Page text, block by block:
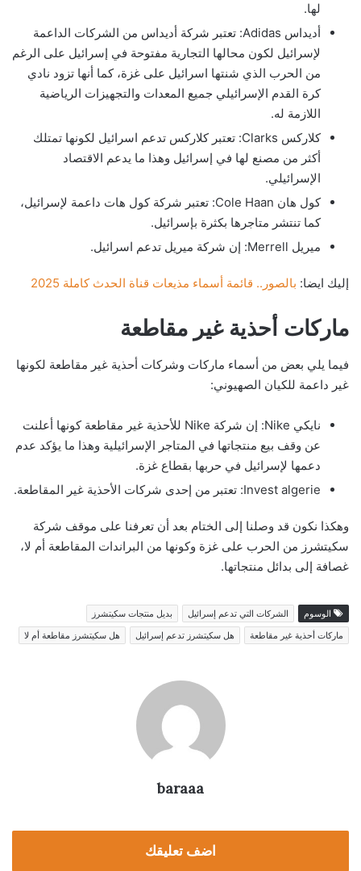
لها.
أديداس Adidas: تعتبر شركة أديداس من الشركات الداعمة
لإسرائيل لكون محالها التجارية مفتوحة في إسرائيل على الرغم
من الحرب الذي شنتها اسرائيل على غزة، كما أنها تزود نادي
كرة القدم الإسرائيلي جميع المعدات والتجهيزات الرياضية
اللازمة له.
كلاركس Clarks: تعتبر كلاركس تدعم اسرائيل لكونها تمتلك
أكثر من مصنع لها في إسرائيل وهذا ما يدعم الاقتصاد
الإسرائيلي.
كول هان Cole Haan: تعتبر شركة كول هات داعمة لإسرائيل،
كما تنتشر متاجرها بكثرة بإسرائيل.
ميريل Merrell: إن شركة ميريل تدعم اسرائيل.
إليك ايضا: بالصور.. قائمة أسماء مذيعات قناة الحدث كاملة 2025
ماركات أحذية غير مقاطعة
فيما يلي بعض من أسماء ماركات وشركات أحذية غير مقاطعة لكونها
غير داعمة للكيان الصهيوني:
نايكي Nike: إن شركة Nike للأحذية غير مقاطعة كونها أعلنت
عن وقف بيع منتجاتها في المتاجر الإسرائيلية وهذا ما يؤكد عدم
دعمها لإسرائيل في حربها بقطاع غزة.
Invest algerie: تعتبر من إحدى شركات الأحذية غير المقاطعة.
وهكذا نكون قد وصلنا إلى الختام بعد أن تعرفنا على موقف شركة
سكيتشرز من الحرب على غزة وكونها من البراندات المقاطعة أم لا،
غصافة إلى بدائل منتجاتها.
الوسوم الشركات التي تدعم إسرائيل
بديل منتجات سكيتشرز
ماركات أحذية غير مقاطعة
هل سكيتشرز تدعم إسرائيل هل سكيتشرز مقاطعة أم لا
baraaa
اضف تعليقك